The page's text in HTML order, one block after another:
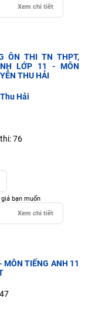
Xem chi tiết
ÔN THI TN THPT,
LỚP 11 - MÔN
THU HẢI
Hải
76
bạn muốn
Xem chi tiết
MÔN TIẾNG ANH 11